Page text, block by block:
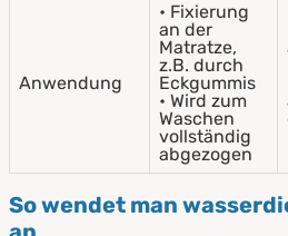
Anwendung
• Fixierung
an der
Matratze,
z.B. durch
Eckgummis
• Wird zum
Waschen
vollständig
abgezogen
So wendet man